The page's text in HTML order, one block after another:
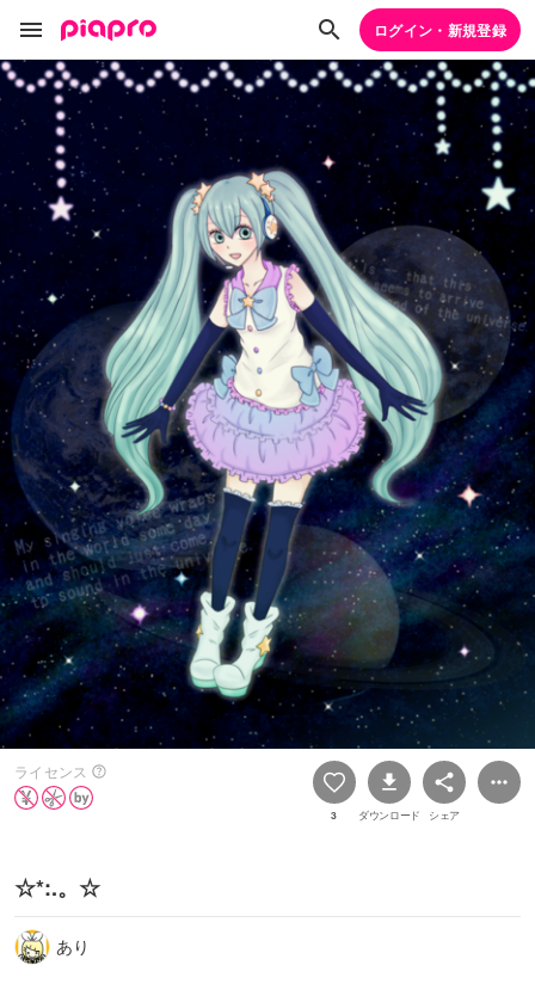
ログイン・新規登録
ライセンス
3 ダウンロード シェア
☆*:.。☆
あり